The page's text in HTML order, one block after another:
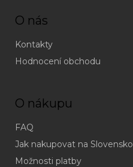
O nás
Kontakty
Hodnocení obchodu
O nákupu
FAQ
Jak nakupovat na Slovensko
Možnosti platby